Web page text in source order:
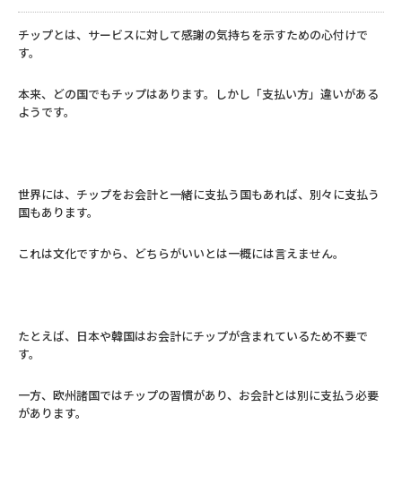
チップとは、サービスに対して感謝の気持ちを示すための心付けで
す。
本来、どの国でもチップはあります。しかし「支払い方」違いがある
ようです。
世界には、チップをお会計と一緒に支払う国もあれば、別々に支払う
国もあります。
これは文化ですから、どちらがいいとは一概には言えません。
たとえば、日本や韓国はお会計にチップが含まれているため不要で
す。
一方、欧州諸国ではチップの習慣があり、お会計とは別に支払う必要
があります。